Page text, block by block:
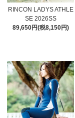
RINCON LADYS ATHLE
SE 2026SS
89,650円(税8,150円)